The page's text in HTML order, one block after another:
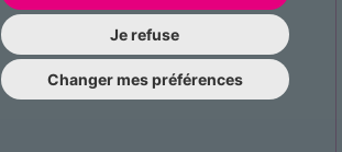
Je refuse
Changer mes préférences